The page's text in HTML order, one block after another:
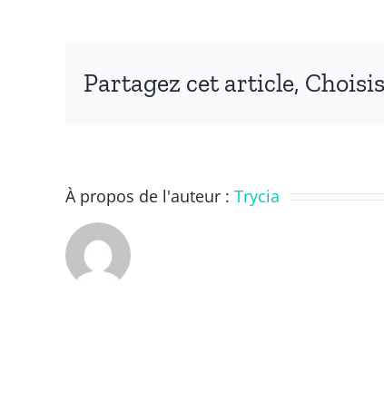
Partagez cet article,
À propos de l'auteur : Trycia